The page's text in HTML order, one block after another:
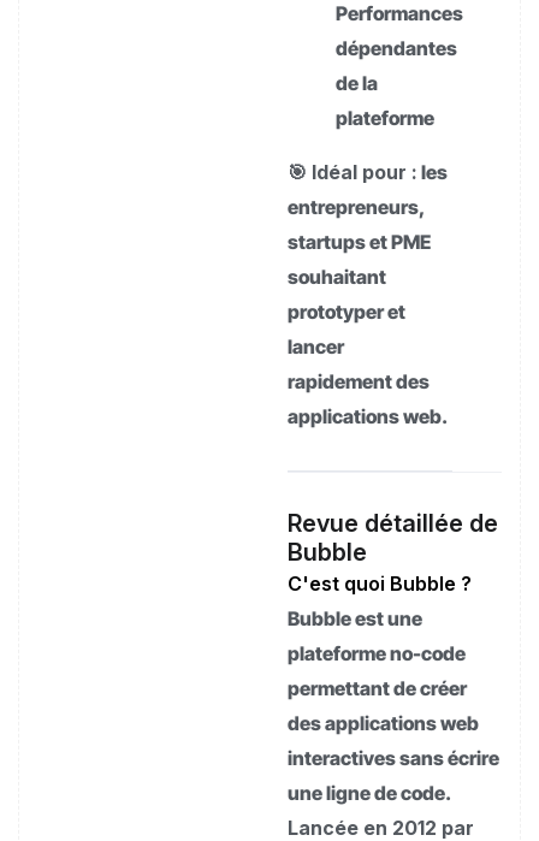
Performances
dépendantes
de la
plateforme
🎯 Idéal pour : les
entrepreneurs,
startups et PME
souhaitant
prototyper et
lancer
rapidement des
applications web.
Revue détaillée de
Bubble
C'est quoi Bubble ?
Bubble est une
plateforme no-code
permettant de créer
des applications web
interactives sans écrire
une ligne de code.
Lancée en 2012 par